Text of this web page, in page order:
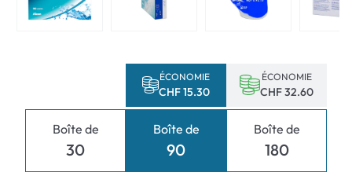
Boîte de
30
ÉCONOMIE
CHF 15.30
Boîte de
90
ÉCONOMIE
CHF 32.60
Boîte de
180